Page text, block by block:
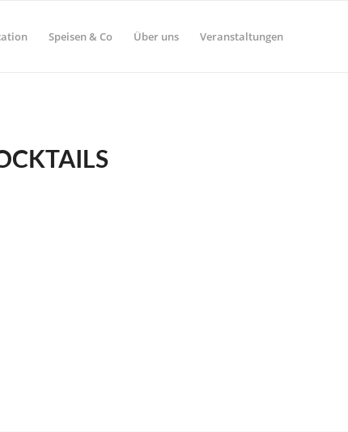
Speisen & Co Über uns Veranstaltungen